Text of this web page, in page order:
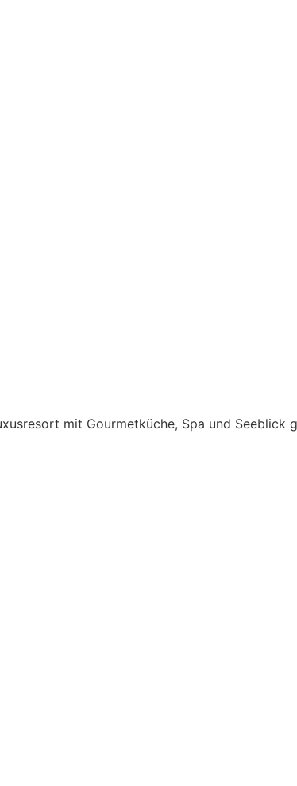
mit Gourmetküche, Spa und Seeblick